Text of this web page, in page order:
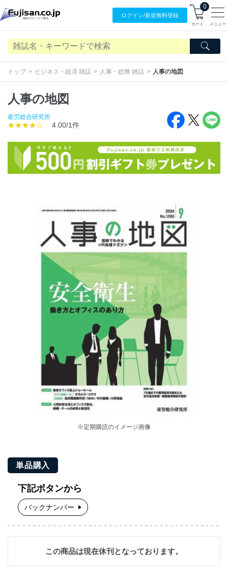
ログイン/新規無料登録
0
カート メニュー
トップ ビジネス・経済 雑誌 人事・総務 雑誌 人事の地図
人事の地図
産労総合研究所
★★★★☆ 4.00/1件
※定期購読のイメージ画像
単品購入
下記ボタンから
バックナンバー
この商品は現在休刊となっております。